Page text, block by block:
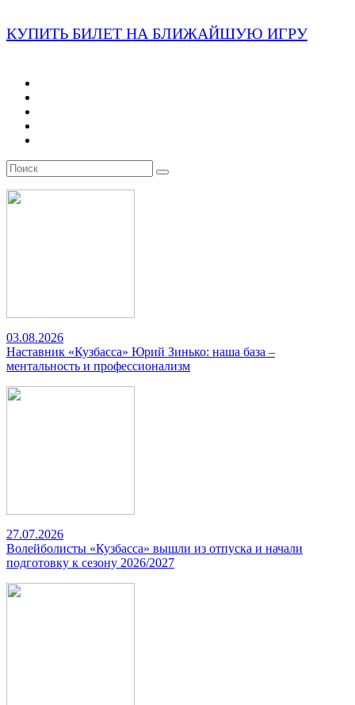
КУПИТЬ БИЛЕТ НА БЛИЖАЙШУЮ ИГРУ
03.08.2026
Наставник «Кузбасса» Юрий Зинько: наша база –
ментальность и профессионализм
27.07.2026
Волейболисты «Кузбасса» вышли из отпуска и начали
подготовку к сезону 2026/2027